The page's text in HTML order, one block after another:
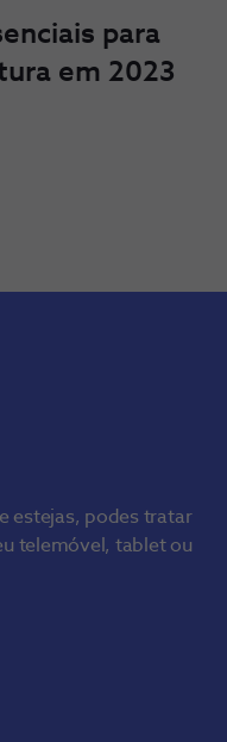
para
em 2023
estejas, podes tratar
telemóvel, tablet ou